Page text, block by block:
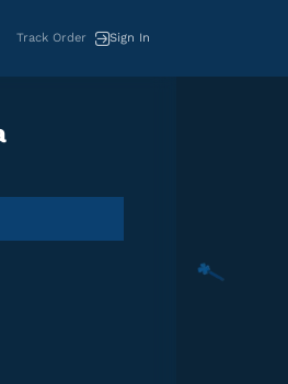
Track Order Sign In